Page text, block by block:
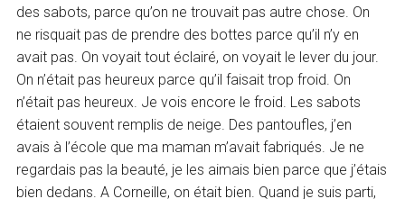
des sabots, parce qu’on ne trouvait pas autre chose. On
ne risquait pas de prendre des bottes parce qu’il n’y en
avait pas. On voyait tout éclairé, on voyait le lever du jour.
On n’était pas heureux parce qu’il faisait trop froid. On
n’était pas heureux. Je vois encore le froid. Les sabots
étaient souvent remplis de neige. Des pantoufles, j’en
avais à l’école que ma maman m’avait fabriqués. Je ne
regardais pas la beauté, je les aimais bien parce que j’étais
bien dedans. A Corneille, on était bien. Quand je suis parti,